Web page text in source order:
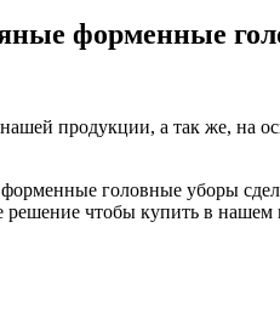
форменные
продукции, а так же, на
головные уборы
чтобы купить в нашем